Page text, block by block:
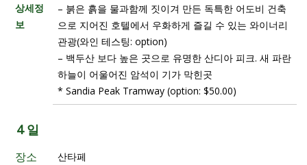
상세정
보
– 붉은 흙을 물과함께 짓이겨 만든 독특한 어도비 건축
으로 지어진 호텔에서 우화하게 즐길 수 있는 와이너리
관광(와인 테스팅: option)
– 백두산 보다 높은 곳으로 유명한 산디아 피크. 새 파란
하늘이 어울어진 암석이 기가 막힌곳
* Sandia Peak Tramway (option: $50.00)
4 일
장소 산타페